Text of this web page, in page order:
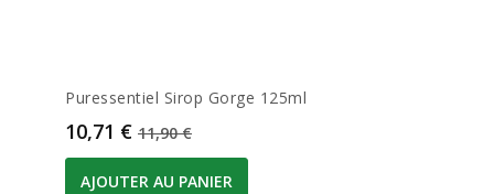
Puressentiel Sirop Gorge 125ml
Prix
10,71 € Prix de base
11,90 €
AJOUTER AU PANIER